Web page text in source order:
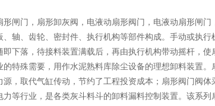
形闸门，扇形卸灰阀，电液动扇形阀门，电液动扇形闸
轴、齿轮、密封件、执行机构等部件构成。手动或执
下落，待接料装置满载后，再由执行机构带动摇杆，使
的特殊需要，用作水泥熟料库除尘设备的理想卸料装置
，取代气缸传动，节约了工程投资成本；扇形阀门阀
等行业，是各类灰斗料斗的卸料漏料控制装置。该系